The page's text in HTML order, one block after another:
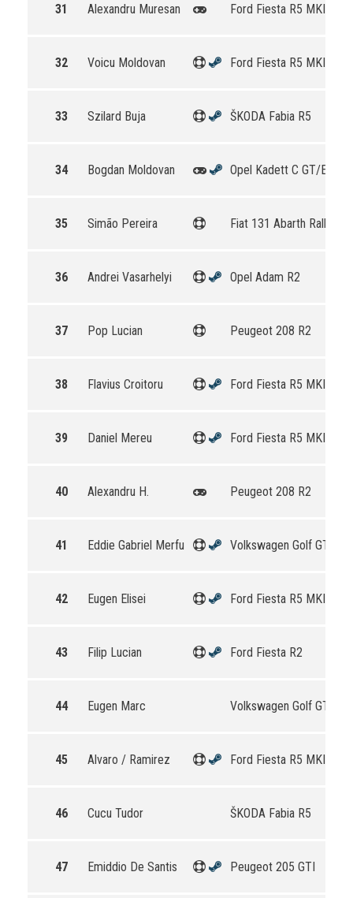
31 Alexandru Muresan Ford Fiesta R5 MKII
32 Voicu Moldovan Ford Fiesta R5 MKII
33 Szilard Buja ŠKODA Fabia R5
34 Bogdan Moldovan Opel Kadett C GT/E
35 Simão Pereira Fiat 131 Abarth Rally
36 Andrei Vasarhelyi Opel Adam R2
37 Pop Lucian Peugeot 208 R2
38 Flavius Croitoru Ford Fiesta R5 MKII
39 Daniel Mereu Ford Fiesta R5 MKII
40 Alexandru H. Peugeot 208 R2
41 Eddie Gabriel Merfu Volkswagen Golf GTI
42 Eugen Elisei Ford Fiesta R5 MKII
43 Filip Lucian Ford Fiesta R2
44 Eugen Marc Volkswagen Golf GTI
45 Alvaro / Ramirez Ford Fiesta R5 MKII
46 Cucu Tudor ŠKODA Fabia R5
47 Emiddio De Santis Peugeot 205 GTI